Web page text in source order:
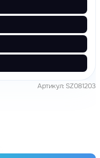
Артикул: SZ081203